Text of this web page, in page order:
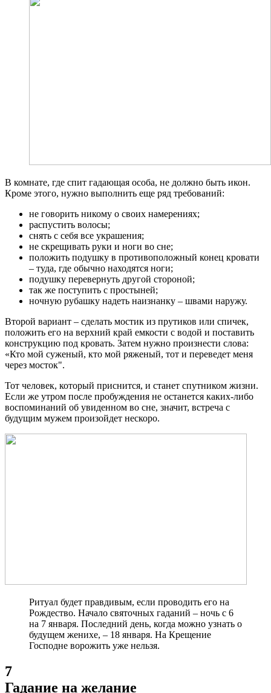
В комнате, где спит гадающая особа, не должно быть икон.
Кроме этого, нужно выполнить еще ряд требований:
не говорить никому о своих намерениях;
распустить волосы;
снять с себя все украшения;
не скрещивать руки и ноги во сне;
положить подушку в противоположный конец кровати
– туда, где обычно находятся ноги;
подушку перевернуть другой стороной;
так же поступить с простыней;
ночную рубашку надеть наизнанку – швами наружу.
Второй вариант – сделать мостик из прутиков или спичек,
положить его на верхний край емкости с водой и поставить
конструкцию под кровать. Затем нужно произнести слова:
«Кто мой суженый, кто мой ряженый, тот и переведет меня
через мосток".
Тот человек, который приснится, и станет спутником жизни.
Если же утром после пробуждения не останется каких-либо
воспоминаний об увиденном во сне, значит, встреча с
будущим мужем произойдет нескоро.
Ритуал будет правдивым, если проводить его на
Рождество. Начало святочных гаданий – ночь с 6
на 7 января. Последний день, когда можно узнать о
будущем женихе, – 18 января. На Крещение
Господне ворожить уже нельзя.
7
Гадание на желание